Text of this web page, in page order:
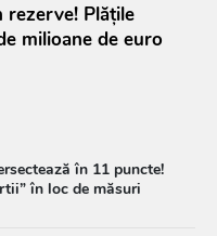
rezerve! Plățile
milioane de euro
în 11 puncte!
în loc de măsuri